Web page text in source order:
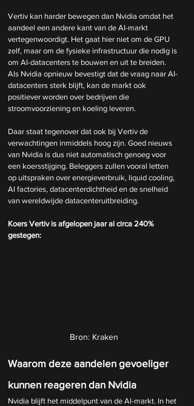
Vertiv kan harder bewegen dan Nvidia omdat het
aandeel een andere kant van de AI-markt
vertegenwoordigt. Het gaat hier niet om de GPU
zelf, maar om de fysieke infrastructuur die nodig is
om AI-datacenters te bouwen en uit te breiden.
Als Nvidia opnieuw bevestigt dat de vraag naar AI-
datacenters sterk blijft, kan de markt ook
positiever worden over bedrijven die
stroomvoorziening en koeling leveren.
Daar staat tegenover dat ook bij Vertiv de
verwachtingen inmiddels hoog zijn. Goed nieuws
van Nvidia is dus niet automatisch genoeg voor
een koersstijging. Beleggers zullen vooral letten
op uitspraken over energieverbruik, liquid cooling,
AI factories, datacenterdichtheid en de snelheid
van wereldwijde datacenteruitbreiding.
Koers Vertiv is afgelopen jaar al circa 240%
gestegen:
Bron: Kraken
Waarom deze aandelen gevoeliger
kunnen reageren dan Nvidia
Nvidia blijft het middelpunt van de AI-markt. In het